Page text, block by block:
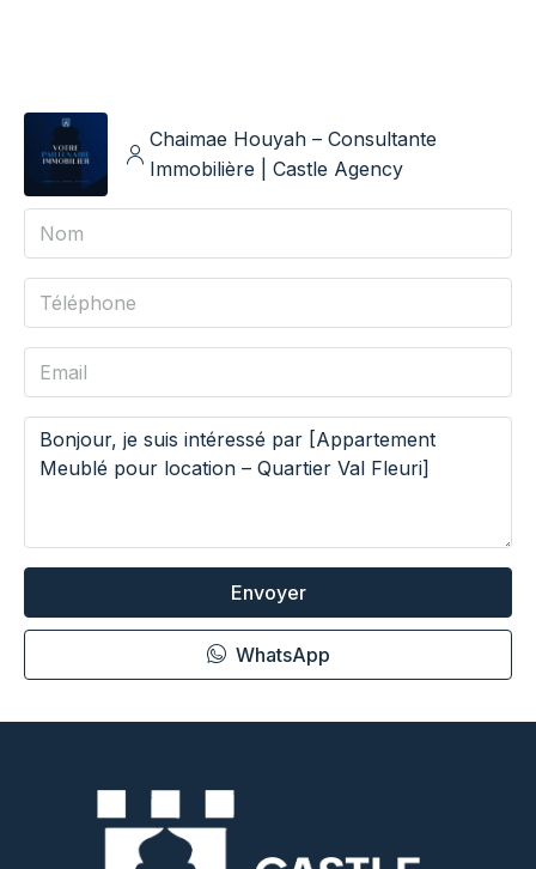
Chaimae Houyah – Consultante
Immobilière | Castle Agency
Envoyer
WhatsApp